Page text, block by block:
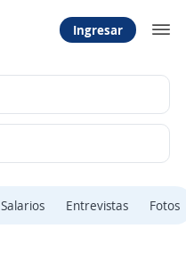
Ingresar
Salarios Entrevistas Fotos